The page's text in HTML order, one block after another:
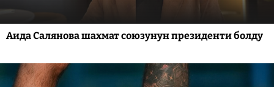
Аида Салянова шахмат союзунун президенти болду